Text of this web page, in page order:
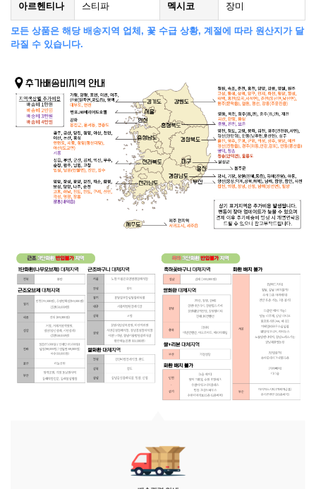
아르헨티나 스티파 멕시코 장미
모든 상품은 해당 배송지역 업체, 꽃 수급 상황, 계절에 따라 원산지가 달
라질 수 있습니다.